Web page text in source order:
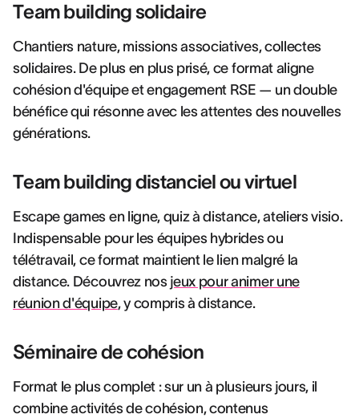
Team building solidaire
Chantiers nature, missions associatives, collectes
solidaires. De plus en plus prisé, ce format aligne
cohésion d'équipe et engagement RSE — un double
bénéfice qui résonne avec les attentes des nouvelles
générations.
Team building distanciel ou virtuel
Escape games en ligne, quiz à distance, ateliers visio.
Indispensable pour les équipes hybrides ou
télétravail, ce format maintient le lien malgré la
distance. Découvrez nos jeux pour animer une
réunion d'équipe, y compris à distance.
Séminaire de cohésion
Format le plus complet : sur un à plusieurs jours, il
combine activités de cohésion, contenus